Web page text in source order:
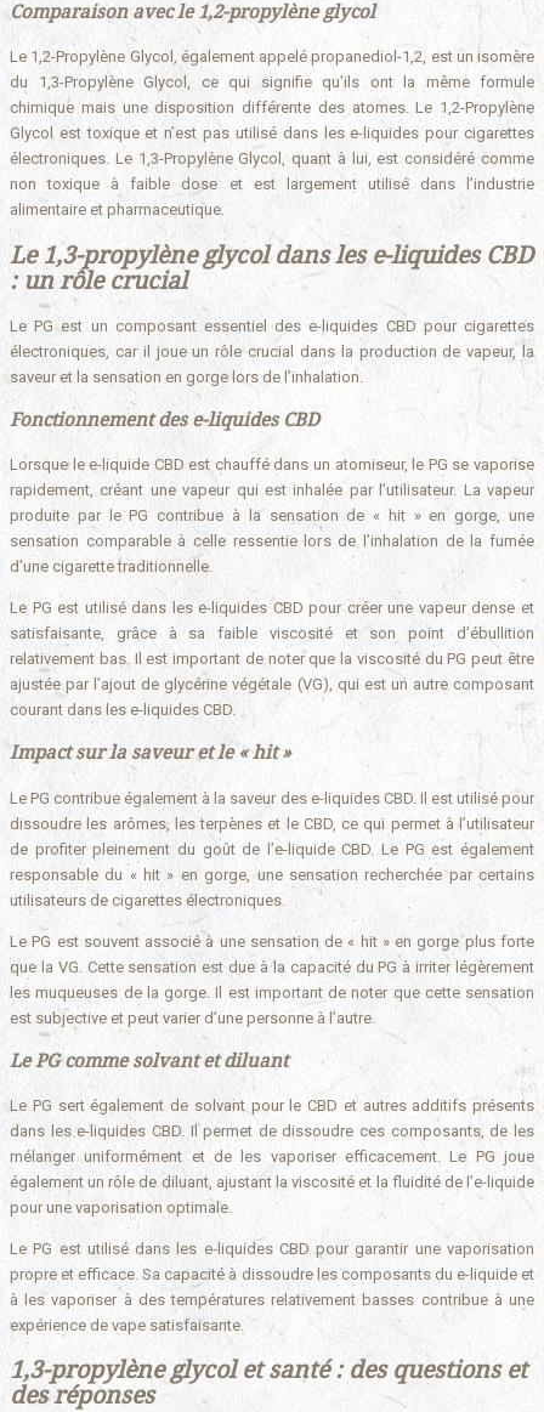
Comparaison avec le 1,2-propylène glycol
Le 1,2-Propylène Glycol, également appelé propanediol-1,2, est un isomère
du 1,3-Propylène Glycol, ce qui signifie qu’ils ont la même formule
chimique mais une disposition différente des atomes. Le 1,2-Propylène
Glycol est toxique et n’est pas utilisé dans les e-liquides pour cigarettes
électroniques. Le 1,3-Propylène Glycol, quant à lui, est considéré comme
non toxique à faible dose et est largement utilisé dans l’industrie
alimentaire et pharmaceutique.
Le 1,3-propylène glycol dans les e-liquides CBD
: un rôle crucial
Le PG est un composant essentiel des e-liquides CBD pour cigarettes
électroniques, car il joue un rôle crucial dans la production de vapeur, la
saveur et la sensation en gorge lors de l’inhalation.
Fonctionnement des e-liquides CBD
Lorsque le e-liquide CBD est chauffé dans un atomiseur, le PG se vaporise
rapidement, créant une vapeur qui est inhalée par l’utilisateur. La vapeur
produite par le PG contribue à la sensation de « hit » en gorge, une
sensation comparable à celle ressentie lors de l’inhalation de la fumée
d’une cigarette traditionnelle.
Le PG est utilisé dans les e-liquides CBD pour créer une vapeur dense et
satisfaisante, grâce à sa faible viscosité et son point d’ébullition
relativement bas. Il est important de noter que la viscosité du PG peut être
ajustée par l’ajout de glycérine végétale (VG), qui est un autre composant
courant dans les e-liquides CBD.
Impact sur la saveur et le « hit »
Le PG contribue également à la saveur des e-liquides CBD. Il est utilisé pour
dissoudre les arômes, les terpènes et le CBD, ce qui permet à l’utilisateur
de profiter pleinement du goût de l’e-liquide CBD. Le PG est également
responsable du « hit » en gorge, une sensation recherchée par certains
utilisateurs de cigarettes électroniques.
Le PG est souvent associé à une sensation de « hit » en gorge plus forte
que la VG. Cette sensation est due à la capacité du PG à irriter légèrement
les muqueuses de la gorge. Il est important de noter que cette sensation
est subjective et peut varier d’une personne à l’autre.
Le PG comme solvant et diluant
Le PG sert également de solvant pour le CBD et autres additifs présents
dans les e-liquides CBD. Il permet de dissoudre ces composants, de les
mélanger uniformément et de les vaporiser efficacement. Le PG joue
également un rôle de diluant, ajustant la viscosité et la fluidité de l’e-liquide
pour une vaporisation optimale.
Le PG est utilisé dans les e-liquides CBD pour garantir une vaporisation
propre et efficace. Sa capacité à dissoudre les composants du e-liquide et
à les vaporiser à des températures relativement basses contribue à une
expérience de vape satisfaisante.
1,3-propylène glycol et santé : des questions et
des réponses